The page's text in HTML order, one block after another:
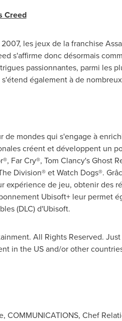
Creed
les jeux de la franchise
s'affirme donc désormais
passionnantes, parmi les
également à de
de mondes qui s'engage à
créent et développent un
Far Cry®, Tom Clancy'sGhost
Division® et Watch Dogs®.
expérience de jeu, obtenir des
Ubisoft+ leur permet
(DLC) d'Ubisoft.
All Rights Reserved.
in the US and/or other
COMMUNICATIONS, Chef